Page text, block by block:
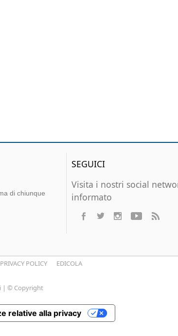
di chiunque
SEGUICI
Visita i nostri social
informato
PRIVACY POLICY EDICOLA
| © Copyright
relative alla privacy